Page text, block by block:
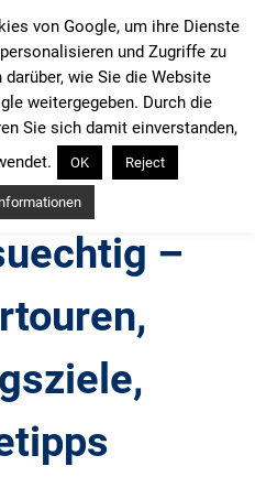
–
von Google, um ihre Dienste
und Zugriffe zu
wie Sie die Website
weitergegeben. Durch die
Sie sich damit einverstanden,
OK Reject